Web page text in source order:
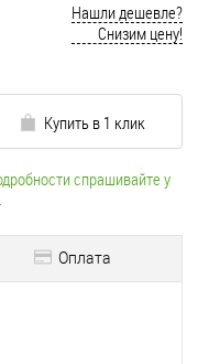
Нашли дешевле?
Снизим цену!
Купить в 1 клик
спрашивайте у
Оплата